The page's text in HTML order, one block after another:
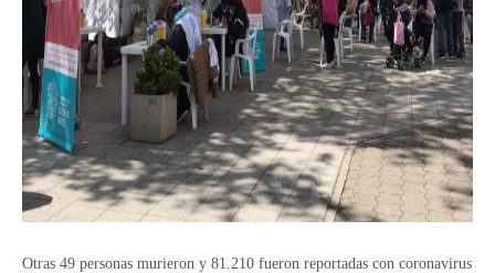
Otras 49 personas murieron y 81.210 fueron reportadas con coronavirus